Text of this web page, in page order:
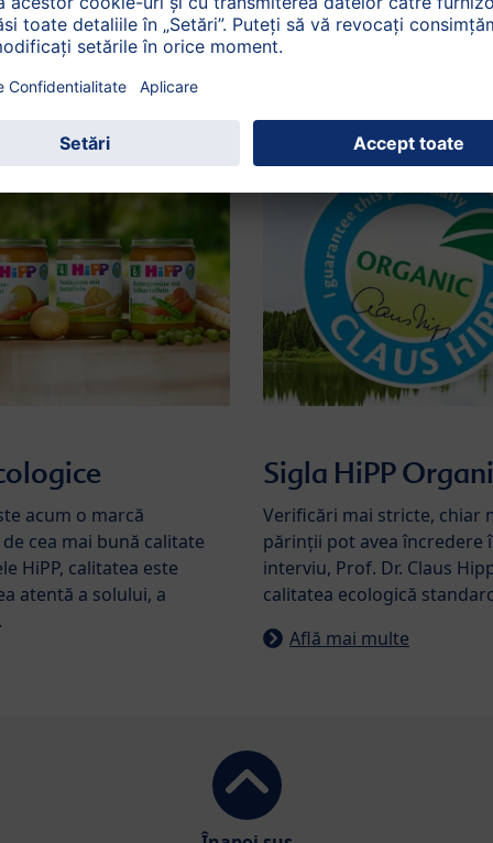
multe despre calitatea ecologică
acum o marcă
cea mai bună calitate
HiPP, calitatea este
atentă a solului, a
Sigla HiPP
Verificări mai stricte, chiar
părinții pot avea încredere
interviu, Prof. Dr. Claus
calitatea ecologică
Află mai multe